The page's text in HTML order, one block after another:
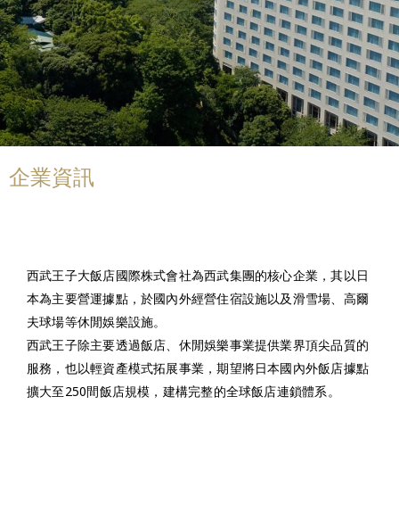
企業資訊
西武王子大飯店國際株式會社為西武集團的核心企業，其以日
本為主要營運據點，於國內外經營住宿設施以及滑雪場、高爾
夫球場等休閒娛樂設施。
西武王子除主要透過飯店、休閒娛樂事業提供業界頂尖品質的
服務，也以輕資產模式拓展事業，期望將日本國內外飯店據點
擴大至250間飯店規模，建構完整的全球飯店連鎖體系。